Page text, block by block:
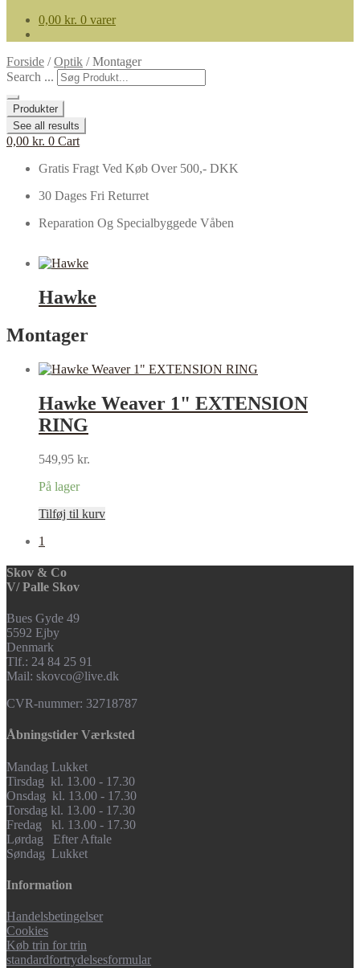
0,00 kr. 0 varer
Forside /Optik /Montager
Search ...
Produkter
See all results
0,00 kr. 0 Cart
Gratis Fragt Ved Køb Over 500,- DKK
30 Dages Fri Returret
Reparation Og Specialbyggede Våben
Hawke
Montager
Hawke Weaver 1" EXTENSION
RING
549,95 kr.
På lager
Tilføj til kurv
1
Skov & Co
V/ Palle Skov
Bues Gyde 49
5592 Ejby
Denmark
Tlf.: 24 84 25 91
Mail: skovco@live.dk
CVR-nummer: 32718787
Åbningstider Værksted
Mandag Lukket
Tirsdag kl. 13.00 - 17.30
Onsdag kl. 13.00 - 17.30
Torsdag kl. 13.00 - 17.30
Fredag kl. 13.00 - 17.30
Lørdag Efter Aftale
Søndag Lukket
Information
Handelsbetingelser
Cookies
Køb trin for trin
standardfortrydelsesformular